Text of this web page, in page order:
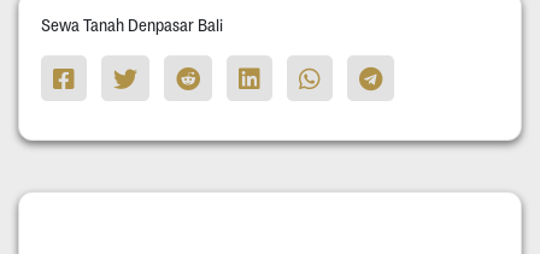
Sewa Tanah Denpasar Bali